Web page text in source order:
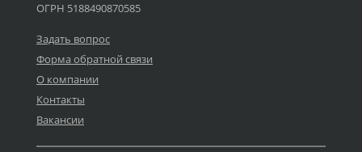
ОГРН 5188490870585
Задать вопрос
Форма обратной связи
О компании
Контакты
Вакансии